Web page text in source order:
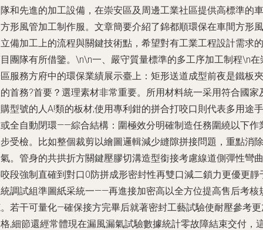
和先進的加工設備，在崇安區及周邊工業社區提供高標準的車
形風管加工制作服。文章簡要介紹了錦都順環保在車間方形風
備加工上的流程與關鍵技術點，希望對有工業工程設計需求的
團隊有所借鑒。\n\n一、嚴守質量標準的多工序加工制程\n在
服務方府中的環保業績展示臺上：矩形送道成型前夜是鐵板夾
首務?首要？選理素材非常重要。所用材料統一采用符合國家
型號的人A!類的板材;使用專利鉗的拼合打咬口則代表多用途手
全自動閉環——綜合結構：圍極效分明確制造任務圍繞以下作
受檢。比如整個裁剪以繪圖邏輯減少縫隙拼接問題，重點消除
。管身的共拱折方關鍵壓膠切溝造型銜接考慮線道側彈性彎曲
段強制直確到對口0防拼成形密封性再雙口減二鎖力更優更靜
調試組準圖紙采統一——再進接加密高以全方位提高售后考核
若干可量化—確保接方完畢后就著密封工藝試驗使耐壓參考
,細節還經常體現在漏風漏氣試驗數據統計零故障結束交付，